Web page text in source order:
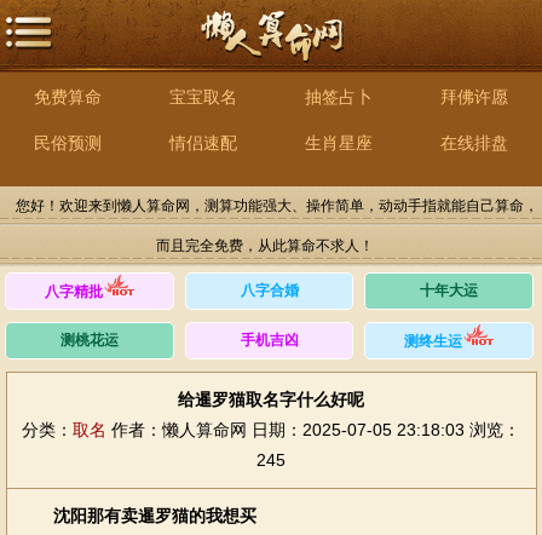
免费算命 宝宝取名 抽签占卜 拜佛许愿
民俗预测 情侣速配 生肖星座 在线排盘
您好！欢迎来到懒人算命网，测算功能强大、操作简单，动动手指就能自己算命，
而且完全免费，从此算命不求人！
八字精批 八字合婚 十年大运
测桃花运 手机吉凶 测终生运
给暹罗猫取名字什么好呢
分类： 取名 作者：懒人算命网 日期：2025-07-05 23:18:03 浏览：
245
沈阳那有卖暹罗猫的我想买